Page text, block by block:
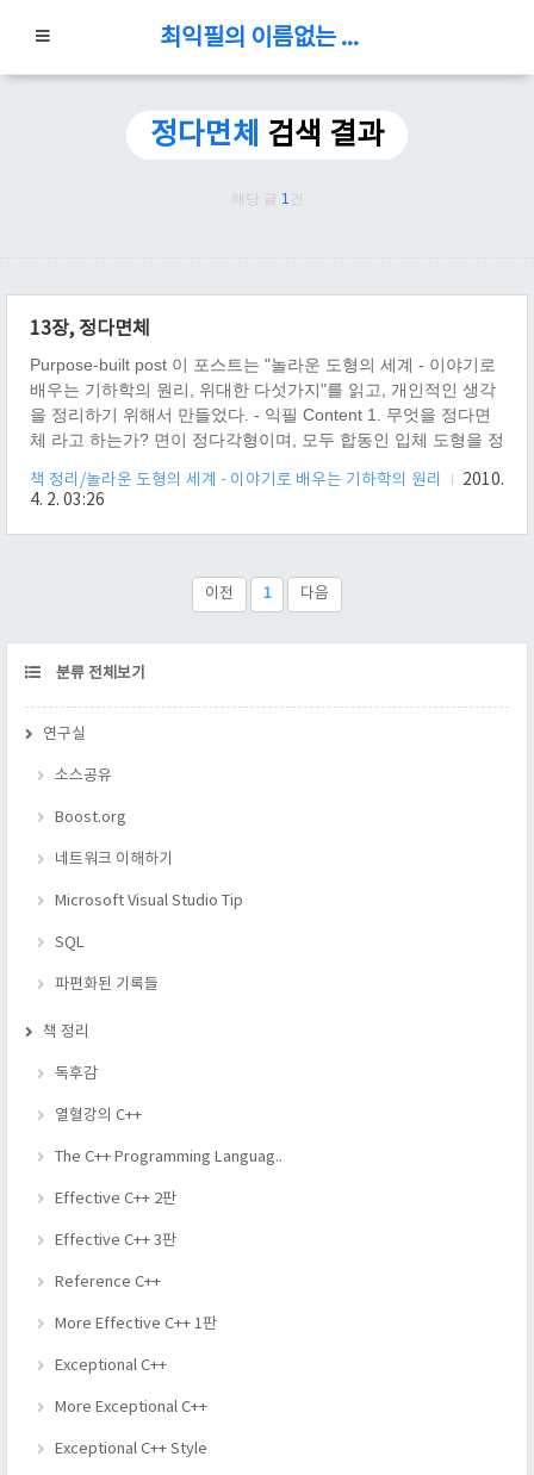
최익필의 이름없는 블로그
정다면체 검색 결과
해당 글 1 건
13장, 정다면체
Purpose-built post 이 포스트는 "놀라운 도형의 세계 - 이야기로
배우는 기하학의 원리, 위대한 다섯가지"를 읽고, 개인적인 생각
을 정리하기 위해서 만들었다. - 익필 Content 1. 무엇을 정다면
체 라고 하는가? 면이 정다각형이며, 모두 합동인 입체 도형을 정
조 링크 http://ko.wikipedia.org/wiki/다면체
상에 정다면체는 5가지(정사면체, 정팔면체, 정이십면체, 정육면
되기 위해선 최소 면 3개가 합처져야 한다. 2. 왜 정다면체는 5가
책 정리/놀라운 도형의 세계 - 이야기로 배우는 기하학의 원리
2010.
4. 2. 03:26
이전 1 다음
CATEGORY
분류 전체보기
연구실
소스공유
Boost.org
네트워크 이해하기
Microsoft Visual Studio Tip
SQL
파편화된 기록들
책 정리
독후감
열혈강의 C++
The C++ Programming Languag..
Effective C++ 2판
Effective C++ 3판
Reference C++
More Effective C++ 1판
Exceptional C++
More Exceptional C++
Exceptional C++ Style